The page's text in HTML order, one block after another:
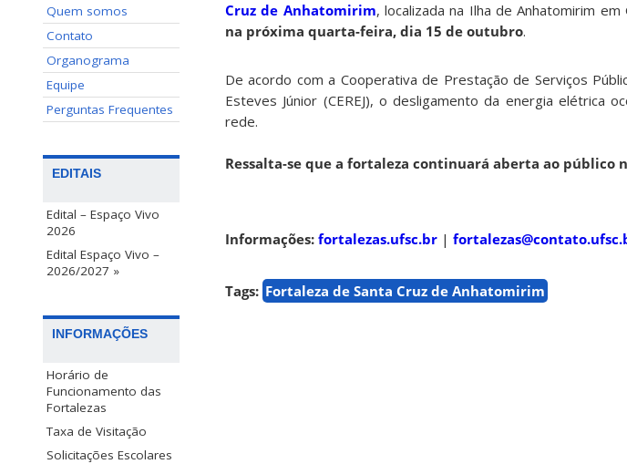
Quem somos
Contato
Organograma
Equipe
Perguntas Frequentes
EDITAIS
Edital – Espaço Vivo
2026
Edital Espaço Vivo –
2026/2027 »
INFORMAÇÕES
Horário de
Funcionamento das
Fortalezas
Taxa de Visitação
Solicitações Escolares
Cruz de Anhatomirim, localizada na Ilha de Anhatomirim
na próxima quarta-feira, dia 15 de outubro.
De acordo com a Cooperativa de Prestação de Serviços
Esteves Júnior (CEREJ), o desligamento da energia elétrica
rede.
Ressalta-se que a fortaleza continuará aberta ao público
Informações: fortalezas.ufsc.br |
Tags: Fortaleza de Santa Cruz de Anhatomirim